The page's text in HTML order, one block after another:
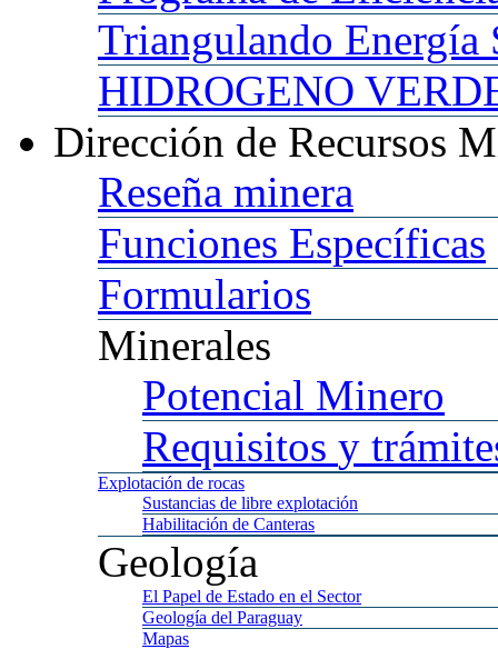
Triangulando Energía
HIDROGENO
Dirección de Recursos
Reseña minera
Funciones Específicas
Formularios
Minerales
Potencial Minero
Requisitos y
Explotación de rocas
Sustancias de libre explotación
Habilitación de Canteras
Geología
El Papel de Estado en el Sector
Geología del Paraguay
Mapas